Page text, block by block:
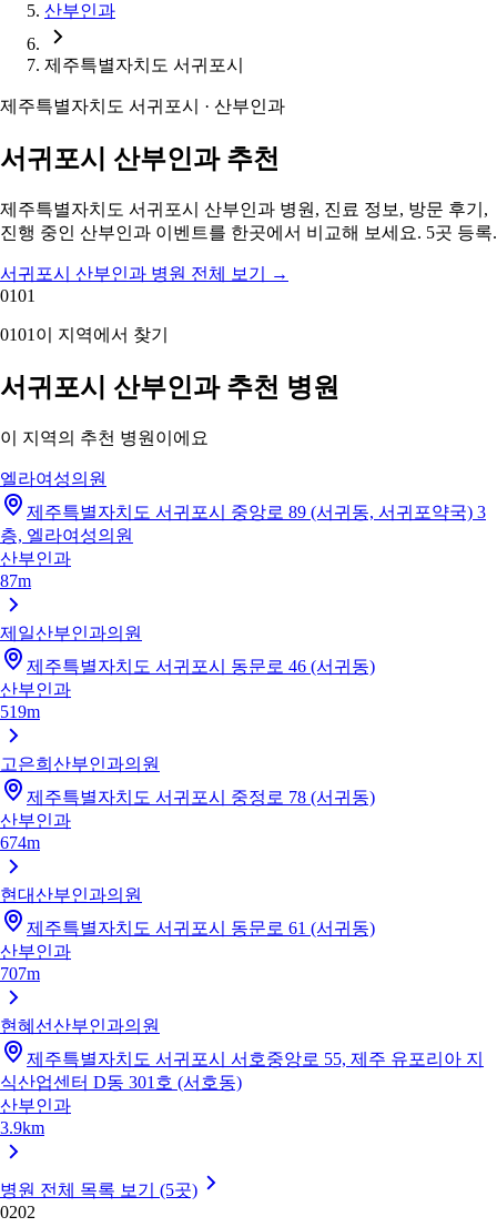
산부인과
제주특별자치도 서귀포시
제주특별자치도 서귀포시 · 산부인과
서귀포시 산부인과 추천
제주특별자치도 서귀포시 산부인과 병원, 진료 정보, 방문 후기,
진행 중인 산부인과 이벤트를 한곳에서 비교해 보세요. 5곳 등록.
서귀포시 산부인과 병원 전체 보기
→
0101
0101 이 지역에서 찾기
서귀포시 산부인과 추천 병원
이 지역의 추천 병원이에요
엘라여성의원
제주특별자치도 서귀포시 중앙로 89 (서귀동, 서귀포약국) 3
층, 엘라여성의원
산부인과
87m
제일산부인과의원
제주특별자치도 서귀포시 동문로 46 (서귀동)
산부인과
519m
고은희산부인과의원
제주특별자치도 서귀포시 중정로 78 (서귀동)
산부인과
674m
현대산부인과의원
제주특별자치도 서귀포시 동문로 61 (서귀동)
산부인과
707m
현혜선산부인과의원
제주특별자치도 서귀포시 서호중앙로 55, 제주 유포리아 지
식산업센터 D동 301호 (서호동)
산부인과
3.9km
병원 전체 목록 보기 (5곳)
0202